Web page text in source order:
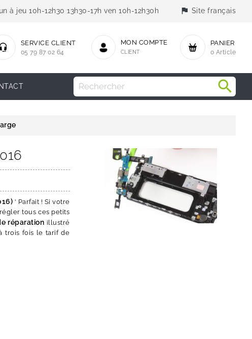
à jeu 10h-12h30 13h30-17h ven 10h-12h30h flag Site français
PANIER
0 Article
MON COMPTE
CLIENT
SERVICE CLIENT
05 79 87 02 64
' Parfait ! Si votre
tous ces petits
réparation illustré
trois fois le tarif de